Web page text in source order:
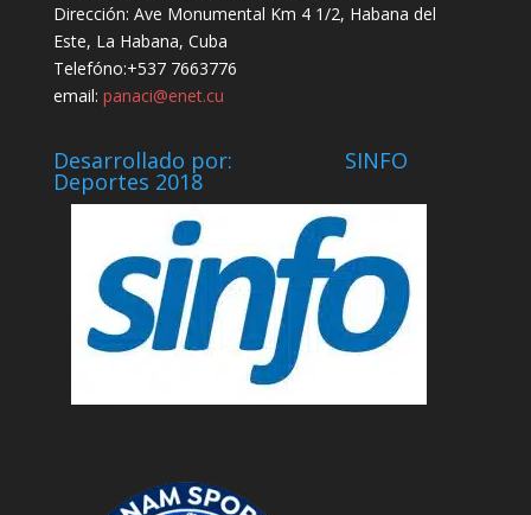
Dirección: Ave Monumental Km 4 1/2, Habana del
Este, La Habana, Cuba
Telefóno:+537 7663776
email: panaci@enet.cu
Desarrollado por: SINFO
Deportes 2018